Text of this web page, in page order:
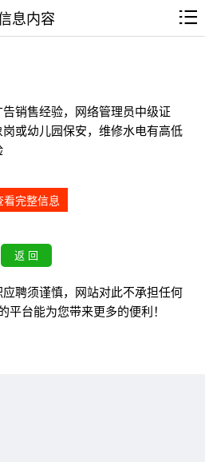
息内容
销售经验，网络管理员中级证
或幼儿园保安，维修水电有高低
看完整信息
聘须谨慎，网站对此不承担任何
台能为您带来更多的便利！